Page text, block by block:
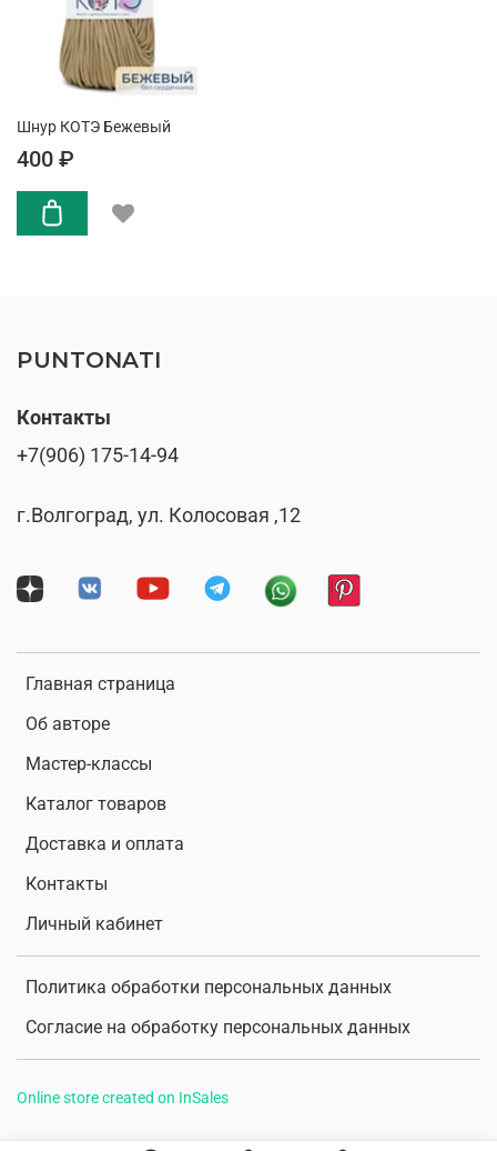
Шнур КОТЭ Бежевый
400 ₽
PUNTONATI
Главная страница
Об авторе
Мастер-классы
Каталог товаров
Доставка и оплата
Контакты
Личный кабинет
Политика обработки персональных данных
Согласие на обработку персональных данных
Контакты
+7(906) 175-14-94
г.Волгоград, ул. Колосовая ,12
Online store created on InSales